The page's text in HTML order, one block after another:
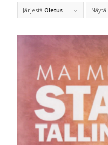
Järjestä Oletus Näytä